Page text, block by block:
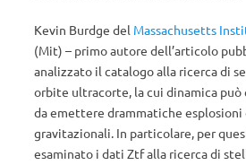
Kevin Burdge del Massachusetts
(Mit) – primo autore dell’articolo
analizzato il catalogo alla ricerca di
orbite ultracorte, la cui dinamica può
da emettere drammatiche esplosioni
gravitazionali. In particolare, per
esaminato i dati Ztf alla ricerca di